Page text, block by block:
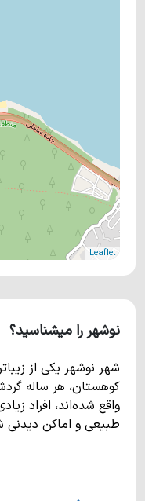
Leaflet
نوشهر را میشناسید؟
شهر نوشهر یکی از
کوهستان، هر ساله
واقع شده‌اند، افراد
طبیعی و اماکن دیدنی